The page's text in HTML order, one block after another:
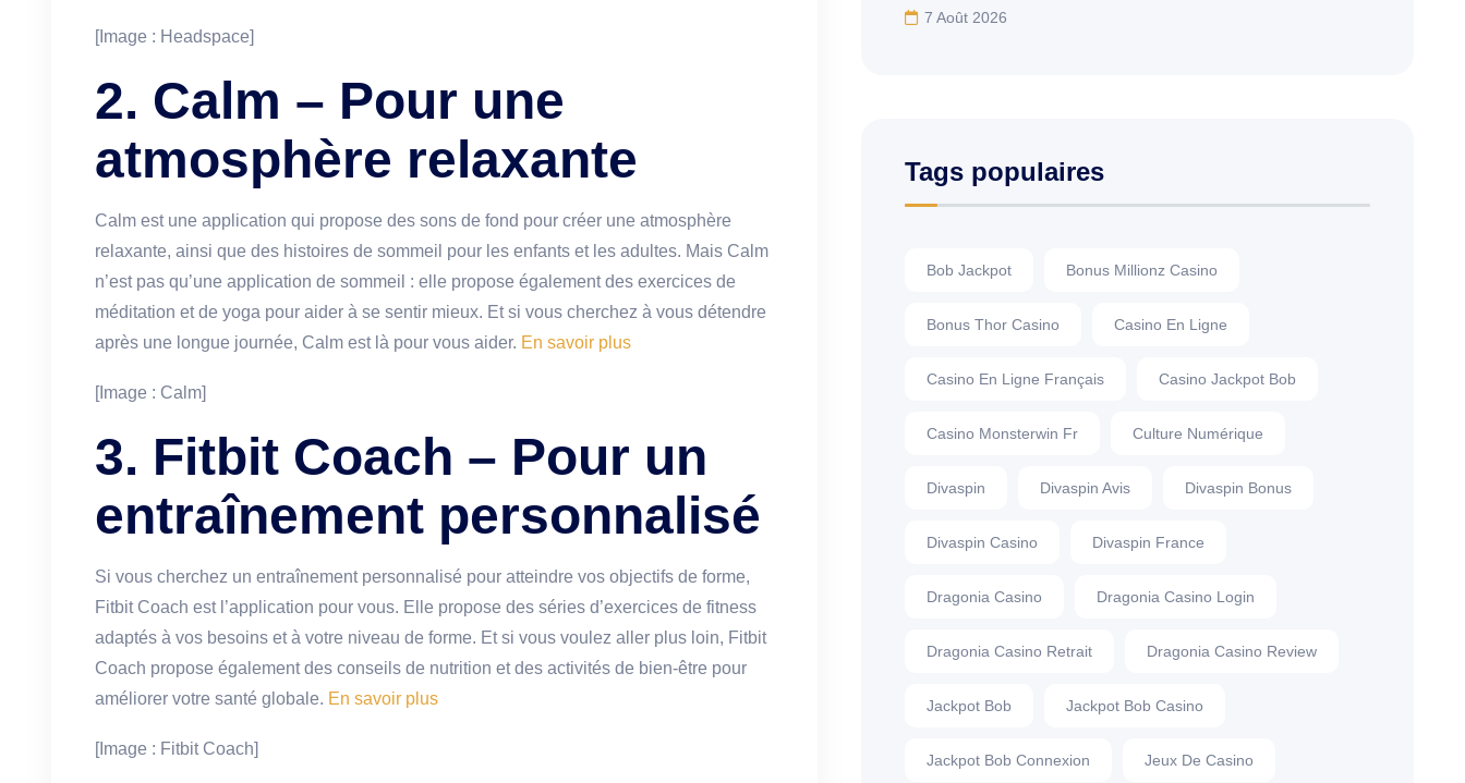
[Image : Headspace]
2. Calm – Pour une
atmosphère relaxante
Calm est une application qui propose des sons de fond pour créer une atmosphère
relaxante, ainsi que des histoires de sommeil pour les enfants et les adultes. Mais Calm
n’est pas qu’une application de sommeil : elle propose également des exercices de
méditation et de yoga pour aider à se sentir mieux. Et si vous cherchez à vous détendre
après une longue journée, Calm est là pour vous aider. En savoir plus
[Image : Calm]
3. Fitbit Coach – Pour un
entraînement personnalisé
Si vous cherchez un entraînement personnalisé pour atteindre vos objectifs de forme,
Fitbit Coach est l’application pour vous. Elle propose des séries d’exercices de fitness
adaptés à vos besoins et à votre niveau de forme. Et si vous voulez aller plus loin, Fitbit
Coach propose également des conseils de nutrition et des activités de bien-être pour
améliorer votre santé globale. En savoir plus
[Image : Fitbit Coach]
7 Août 2026
Tags populaires
Bob Jackpot Bonus Millionz Casino
Bonus Thor Casino Casino En Ligne
Casino En Ligne Français Casino Jackpot Bob
Casino Monsterwin Fr Culture Numérique
Divaspin Divaspin Avis Divaspin Bonus
Divaspin Casino Divaspin France
Dragonia Casino Dragonia Casino Login
Dragonia Casino Retrait Dragonia Casino Review
Jackpot Bob Jackpot Bob Casino
Jackpot Bob Connexion Jeux De Casino